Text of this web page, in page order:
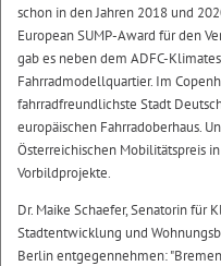
schon in den Jahren 2018 und
European SUMP-Award für den
gab es neben dem ADFC-
Fahrradmodellquartier. Im
fahrradfreundlichste Stadt
europäischen Fahrradoberhaus.
Österreichischen Mobilitätspreis
Vorbildprojekte.
Dr. Maike Schaefer, Senatorin für
Stadtentwicklung und
Berlin entgegennehmen: